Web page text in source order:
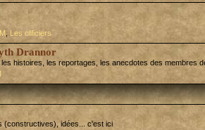
Les officiers
Drannor
les histoires, les reportages, les anecdotes des membres
(constructives), idées... c'est ici